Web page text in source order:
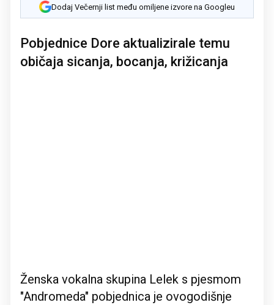
Dodaj Večernji list među omiljene izvore na Googleu
Pobjednice Dore aktualizirale temu
običaja sicanja, bocanja, križicanja
Ženska vokalna skupina Lelek s pjesmom
"Andromeda" pobjednica je ovogodišnje